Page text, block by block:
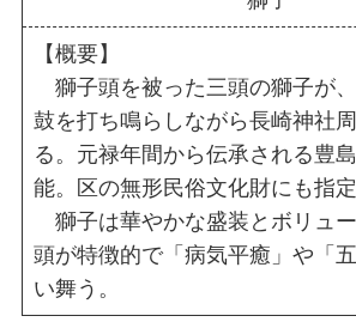
【概要】
獅子頭を被った三頭の獅子が
鼓を打ち鳴らしながら長崎神社
る。元禄年間から伝承される豊
能。区の無形民俗文化財にも指定
獅子は華やかな盛装とボリュ
頭が特徴的で「病気平癒」や「
い舞う。